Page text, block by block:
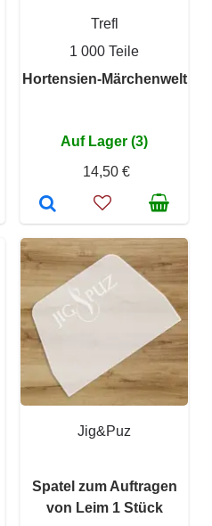
Trefl
1 000 Teile
Hortensien-Märchenwelt
Auf Lager (3)
14,50 €
Jig&Puz
Spatel zum Auftragen
von Leim 1 Stück